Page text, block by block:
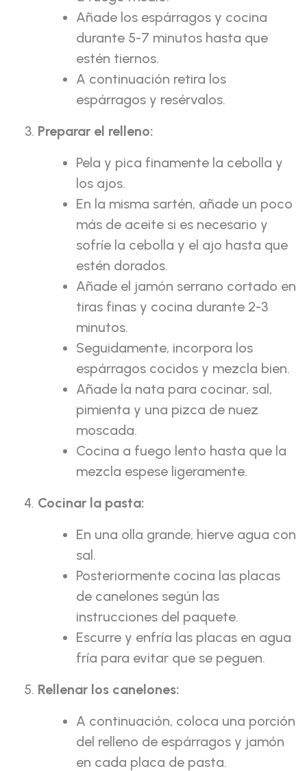
Añade los espárragos y cocina
durante 5-7 minutos hasta que
estén tiernos.
A continuación retira los
espárragos y resérvalos.
Preparar el relleno:
Pela y pica finamente la cebolla y
los ajos.
En la misma sartén, añade un poco
más de aceite si es necesario y
sofríe la cebolla y el ajo hasta que
estén dorados.
Añade el jamón serrano cortado en
tiras finas y cocina durante 2-3
minutos.
Seguidamente, incorpora los
espárragos cocidos y mezcla bien.
Añade la nata para cocinar, sal,
pimienta y una pizca de nuez
moscada.
Cocina a fuego lento hasta que la
mezcla espese ligeramente.
Cocinar la pasta:
En una olla grande, hierve agua con
sal.
Posteriormente cocina las placas
de canelones según las
instrucciones del paquete.
Escurre y enfría las placas en agua
fría para evitar que se peguen.
Rellenar los canelones:
A continuación, coloca una porción
del relleno de espárragos y jamón
en cada placa de pasta.